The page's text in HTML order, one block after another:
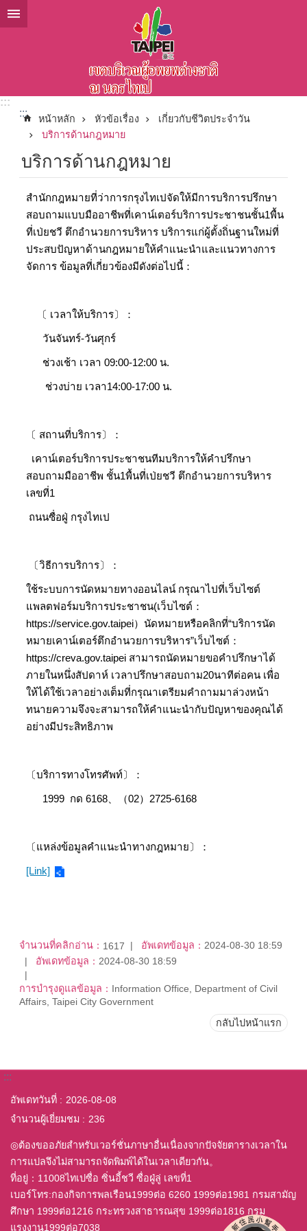
ข้ามไปที่บล็อกเนื้อหาหลัก
:::
:::
หน้าหลัก หัวข้อเรื่อง
เกี่ยวกับชีวิตประจำวัน
บริการด้านกฎหมาย
บริการด้านกฎหมาย
สำนักกฎหมายที่ว่าการกรุงไทเปจัดให้มีการบริการปรึกษา
สอบถามแบบมืออาชีพที่เคาน์เตอร์บริการประชาชนชั้น1พื้น
ที่เป่ยชวี ตึกอำนวยการบริหาร บริการแก่ผู้ตั้งถิ่นฐานใหม่ที่
ประสบปัญหาด้านกฎหมายให้คำแนะนำและแนวทางการ
จัดการ ข้อมูลที่เกี่ยวข้องมีดังต่อไปนี้：
〔 เวลาให้บริการ〕：
วันจันทร์-วันศุกร์
ช่วงเช้า เวลา 09:00-12:00 น.
ช่วงบ่าย เวลา14:00-17:00 น.
〔 สถานที่บริการ〕：
เคาน์เตอร์บริการประชาชนทีมบริการให้คำปรึกษา
สอบถามมืออาชีพ ชั้น1พื้นที่เป่ยชวี ตึกอำนวยการบริหาร
เลขที่1
ถนนซื่อฝู่ กรุงไทเป
〔วิธีการบริการ〕：
ใช้ระบบการนัดหมายทางออนไลน์ กรุณาไปที่เว็บไซต์
แพลตฟอร์มบริการประชาชน(เว็บไซต์：
https://service.gov.taipei）นัดหมายหรือคลิกที่“บริการนัด
หมายเคาน์เตอร์ตึกอำนวยการบริหาร”เว็บไซต์：
https://creva.gov.taipei สามารถนัดหมายขอคำปรึกษาได้
ภายในหนึ่งสัปดาห์ เวลาปรึกษาสอบถาม20นาทีต่อคน เพื่อ
ให้ได้ใช้เวลาอย่างเต็มที่กรุณาเตรียมคำถามมาล่วงหน้า
ทนายความจึงจะสามารถให้คำแนะนำกับปัญหาของคุณได้
อย่างมีประสิทธิภาพ
〔บริการทางโทรศัพท์〕：
1999 กด 6168、（02）2725-6168
〔แหล่งข้อมูลคำแนะนำทางกฎหมาย〕：
[Link]
จำนวนที่คลิกอ่าน： 1617 อัพเดทข้อมูล： 2024-08-30 18:59
อัพเดทข้อมูล： 2024-08-30 18:59
การบำรุงดูแลข้อมูล： Information Office, Department of Civil
Affairs, Taipei City Government
กลับไปหน้าแรก
:::
อัพเดทวันที่
2026-08-08
จำนวนผู้เยี่ยมชม
236
◎ต้องขออภัยสำหรับเวอร์ชั่นภาษาอื่นเนื่องจากปัจจัยตารางเวลาใน
การแปลจึงไม่สามารถจัดพิมพ์ได้ในเวลาเดียวกัน。
ที่อยู่：11008ไทเปซื่อ ซิ่นอี้ชวี ซื่อฝู่ลู่ เลขที่1
เบอร์โทร:กองกิจการพลเรือน1999ต่อ 6260 1999ต่อ1981 กรมสามัญ
ศึกษา 1999ต่อ1216 กระทรวงสาธารณสุข 1999ต่อ1816 กรม
แรงงาน1999ต่อ7038